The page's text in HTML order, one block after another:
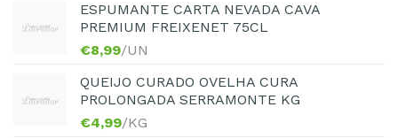
ESPUMANTE CARTA NEVADA CAVA
PREMIUM FREIXENET 75CL
€8,99/UN
QUEIJO CURADO OVELHA CURA
PROLONGADA SERRAMONTE KG
€4,99/KG